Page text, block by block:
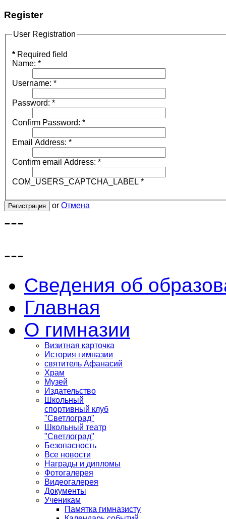
Register
User Registration
* Required field
Name: *
Username: *
Password: *
Confirm Password: *
Email Address: *
Confirm email Address: *
COM_USERS_CAPTCHA_LABEL *
Регистрация or Отмена
---
---
Сведения об
Главная
О гимназии
Визитная карточка
История гимназии
святитель Афанасий
Храм
Музей
Издательство
Школьный
спортивный клуб
"Светлоград"
Школьный театр
"Светлоград"
Безопасность
Все новости
Награды и дипломы
Фотогалерея
Видеогалерея
Документы
Ученикам
Памятка гимназисту